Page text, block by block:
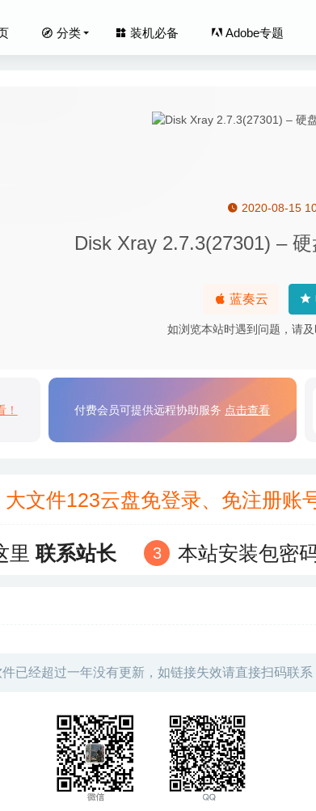
分类 装机必备 Adobe专题
2020-08-15
Disk Xray 2.7.3(27301) –
蓝奏云
如浏览本站时遇到问题，请及
！ 付费会员可提供远程协助服务 点击查看
文件123云盘免登录、免注册账
里联系站长 本站安装包密
件已经超过一年没有更新，如链接失效请直接扫码联系
iDatabase 6.6 中文版-最直观的个人数据库管理
Athentech Perfectly Clear Complete